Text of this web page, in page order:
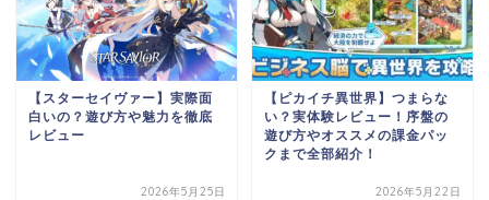
【スターセイヴァー】実際面
白いの？遊び方や魅力を徹底
レビュー
2026年5月25日
【ピカイチ異世界】つまらな
い？実体験レビュー！序盤の
遊び方やオススメの課金パッ
クまで全部紹介！
2026年5月22日